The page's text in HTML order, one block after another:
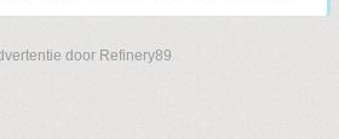
door Refinery89